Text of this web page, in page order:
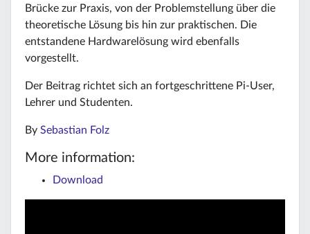
Brücke zur Praxis, von der Problemstellung über die
theoretische Lösung bis hin zur praktischen. Die
entstandene Hardwarelösung wird ebenfalls
vorgestellt.
Der Beitrag richtet sich an fortgeschrittene Pi-User,
Lehrer und Studenten.
By Sebastian Folz
More information:
Download